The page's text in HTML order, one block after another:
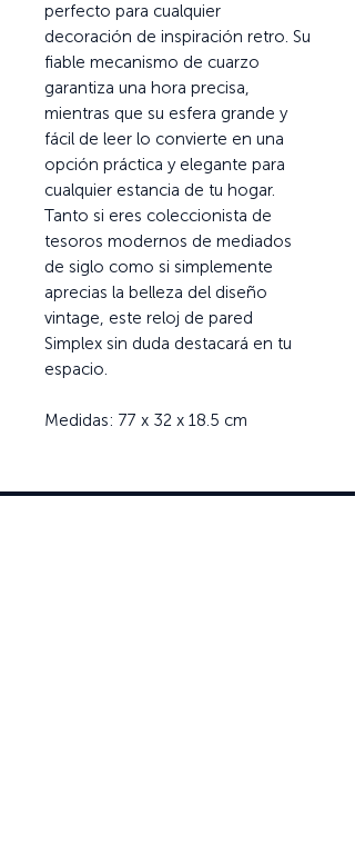
perfecto para cualquier
decoración de inspiración retro. Su
fiable mecanismo de cuarzo
garantiza una hora precisa,
mientras que su esfera grande y
fácil de leer lo convierte en una
opción práctica y elegante para
cualquier estancia de tu hogar.
Tanto si eres coleccionista de
tesoros modernos de mediados
de siglo como si simplemente
aprecias la belleza del diseño
vintage, este reloj de pared
Simplex sin duda destacará en tu
espacio.
Medidas: 77 x 32 x 18.5 cm